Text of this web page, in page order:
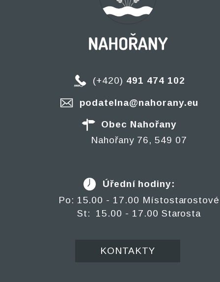
(+420) 491 474 102
podatelna@nahorany.eu
Obec Nahořany
Nahořany 76, 549 07
Úřední hodiny:
Po: 15.00 - 17.00 Místostarostové
St: 15.00 - 17.00 Starosta
KONTAKTY